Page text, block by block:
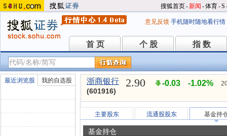
搜狐首页-新闻 -体育-S
意见反馈 手机随时随地看行情
首 页
首 页 个 股
个 股 指 数
指 数
最近浏览股 我的自选股 浙商银行
(601916)
2.90 -0.03 -1.02%
主要股东 流通股股东 基金持
基金持仓